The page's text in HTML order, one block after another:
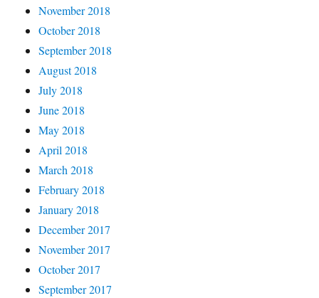
November 2018
October 2018
September 2018
August 2018
July 2018
June 2018
May 2018
April 2018
March 2018
February 2018
January 2018
December 2017
November 2017
October 2017
September 2017